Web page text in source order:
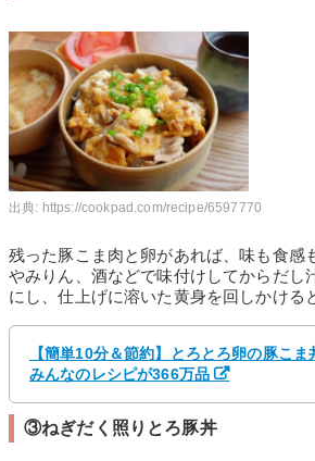
出典: https://cookpad.com/recipe/6597770
残った豚こま肉と卵があれば、味も食感
やみりん、酒などで味付けしてからだ
にし、仕上げに溶いた黄身を回しかける
【簡単10分＆節約】とろとろ卵の豚こ
みんなのレシピが366万品
③ねぎだく照りとろ豚丼